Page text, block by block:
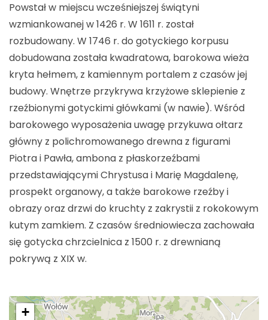
Powstał w miejscu wcześniejszej świątyni
wzmiankowanej w 1426 r. W 1611 r. został
rozbudowany. W 1746 r. do gotyckiego korpusu
dobudowana została kwadratowa, barokowa wieża
kryta hełmem, z kamiennym portalem z czasów jej
budowy. Wnętrze przykrywa krzyżowe sklepienie z
rzeźbionymi gotyckimi główkami (w nawie). Wśród
barokowego wyposażenia uwagę przykuwa ołtarz
główny z polichromowanego drewna z figurami
Piotra i Pawła, ambona z płaskorzeźbami
przedstawiającymi Chrystusa i Marię Magdalenę,
prospekt organowy, a także barokowe rzeźby i
obrazy oraz drzwi do kruchty z zakrystii z rokokowym
kutym zamkiem. Z czasów średniowiecza zachowała
się gotycka chrzcielnica z 1500 r. z drewnianą
pokrywą z XIX w.
+